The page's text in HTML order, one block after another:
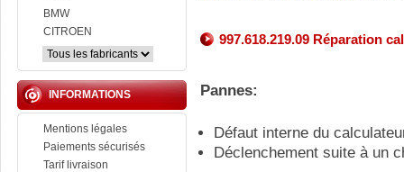
BMW
CITROEN
INFORMATIONS
Mentions légales
Paiements sécurisés
Tarif livraison
997.618.219.09 Réparation
Pannes:
Défaut interne du
Déclenchement suite à un